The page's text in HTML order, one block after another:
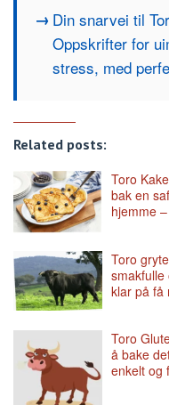
Din snarvei til
Oppskrifter for
stress, med
Related posts:
Toro
bak en
hjemme
Toro
smakfulle
klar på få
Toro
å bake
enkelt og